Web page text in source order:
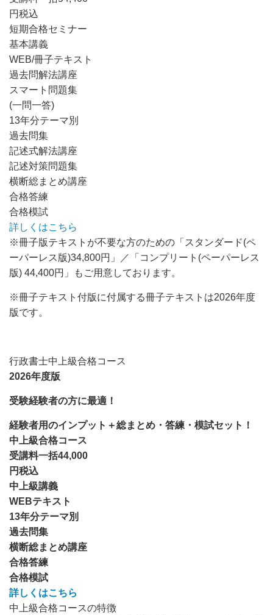
円税込
短期合格セミナー
基本講義
WEB/冊子テキスト
過去問解法講座
スマート問題集
(一問一答)
13年分テーマ別
過去問集
記述式解法講座
記述対策問題集
横断総まとめ講座
合格答練
合格模試
詳しくはこちら
※冊子版テキストが不要な方のための「スタンダード(ペ
ーパーレス版)34,800円」／「コンプリート(ペーパーレス
版) 44,400円」もご用意しております。
※冊子テキスト付版に付属する冊子テキストは2026年度
版です。
行政書士中上級合格コース
2026年度版
受験経験者の方に最適！
経験者用のインプット ＋総まとめ・答練・模試セット！
中上級合格コース
受講料一括44,000
円税込
中上級講義
WEBテキスト
13年分テーマ別
過去問集
横断総まとめ講座
合格答練
合格模試
詳しくはこちら
中上級合格コースの特徴